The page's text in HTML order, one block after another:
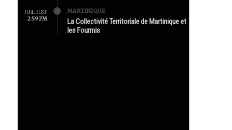
JUIL 31ST
2:59 PM
MARTINIQUE
La Collectivité Territoriale de Martinique et
les Fourmis